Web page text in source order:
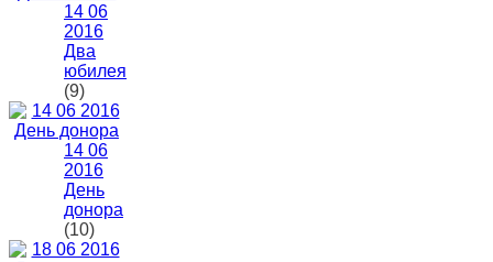
14 06
2016
Два
юбилея
(9)
14 06
2016
День
донора
(10)